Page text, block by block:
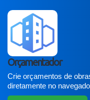
Orçamentador
Crie orçamentos de
diretamente no